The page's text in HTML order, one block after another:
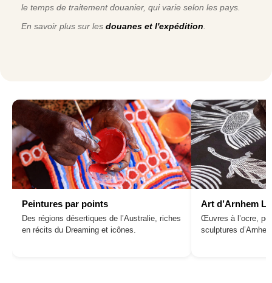
le temps de traitement douanier, qui varie selon les pays.
En savoir plus sur les douanes et l'expédition
Peintures par points
Des régions désertiques de l’Australie, riches
en récits du Dreaming et icônes.
Art d’Arnhem
Œuvres à l’ocre,
sculptures